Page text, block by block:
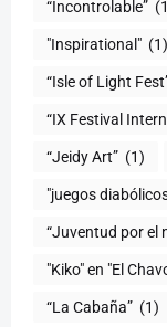
“Incontrolable”
"Inspirational" (1)
“Isle of Light
“IX Festival
“Jeidy Art” (1)
"juegos
“Juventud por el
"Kiko" en "El
“La Cabaña” (1)